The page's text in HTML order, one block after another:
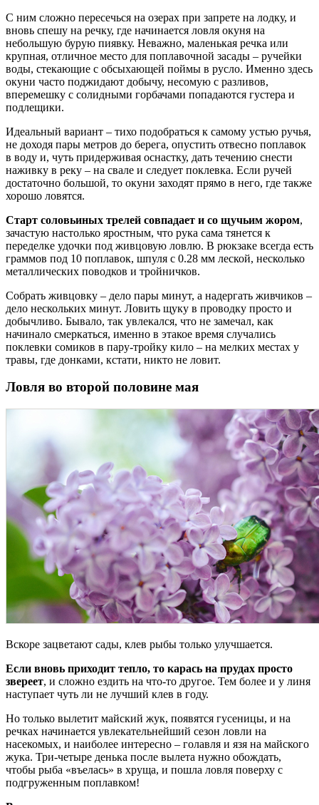
С ним сложно пересечься на озерах при запрете на лодку, и
вновь спешу на речку, где начинается ловля окуня на
небольшую бурую пиявку. Неважно, маленькая речка или
крупная, отличное место для поплавочной засады – ручейки
воды, стекающие с обсыхающей поймы в русло. Именно здесь
окуни часто поджидают добычу, несомую с разливов,
вперемешку с солидными горбачами попадаются густера и
подлещики.
Идеальный вариант – тихо подобраться к самому устью ручья,
не доходя пары метров до берега, опустить отвесно поплавок
в воду и, чуть придерживая оснастку, дать течению снести
наживку в реку – на свале и следует поклевка. Если ручей
достаточно большой, то окуни заходят прямо в него, где также
хорошо ловятся.
Старт соловьиных трелей совпадает и со щучьим жором,
зачастую настолько яростным, что рука сама тянется к
переделке удочки под живцовую ловлю. В рюкзаке всегда есть
граммов под 10 поплавок, шпуля с 0.28 мм леской, несколько
металлических поводков и тройничков.
Собрать живцовку – дело пары минут, а надергать живчиков –
дело нескольких минут. Ловить щуку в проводку просто и
добычливо. Бывало, так увлекался, что не замечал, как
начинало смеркаться, именно в этакое время случались
поклевки сомиков в пару-тройку кило – на мелких местах у
травы, где донками, кстати, никто не ловит.
Ловля во второй половине мая
Вскоре зацветают сады, клев рыбы только улучшается.
Если вновь приходит тепло, то карась на прудах просто
звереет, и сложно ездить на что-то другое. Тем более и у линя
наступает чуть ли не лучший клев в году.
Но только вылетит майский жук, появятся гусеницы, и на
речках начинается увлекательнейший сезон ловли на
насекомых, и наиболее интересно – голавля и язя на майского
жука. Три-четыре денька после вылета нужно обождать,
чтобы рыба «въелась» в хруща, и пошла ловля поверху с
подгруженным поплавком!